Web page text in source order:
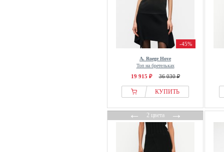
-45%
A. Roege Hove
Топ на бретельках
19 915 ₽ 36 030 ₽
КУПИТЬ
←2 цвета→